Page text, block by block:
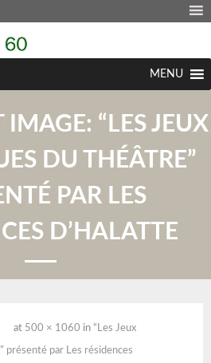
MENU
IMAGE: “LES JEUX
DU THÉÂTRE”
PAR LES
D’HALATTE
at 500 × 1060 in “Les Jeux
présenté par Les résidences